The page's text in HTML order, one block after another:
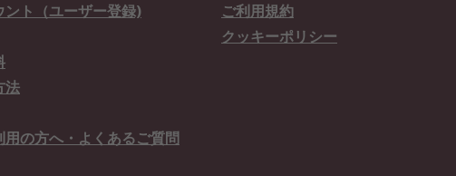
ント（ユーザー登録)
法
用の方へ・よくあるご質問
ご利用規約
クッキーポリシー